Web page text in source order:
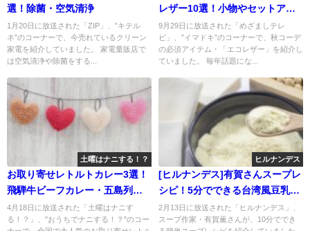
選！除菌・空気清浄
1月20日に放送された「ZIP」、”キテル
ネ”のコーナーで、今売れているクリーン
家電を紹介していました。 家電量販店で
は空気清浄や除菌をする...
レザー10選！小物やセットアッ
プも
9月29日に放送された「めざましテレ
ビ」、”イマドキ”のコーナーで、秋コーデ
の必須アイテム・「エコレザー」を紹介し
ていました。 毎年話題にな...
土曜はナニする！？
お取り寄せレトルトカレー3選！
飛騨牛ビーフカレー・五島列島
カレー
4月18日に放送された「土曜はナニす
る！？」、"おうちでナニする！？"のコー
ヒルナンデス
[ヒルナンデス]有賀さんスープレ
シピ！5分でできる台湾風豆乳ス
ープ
2月13日に放送された「ヒルナンデス」、
スープ作家・有賀薫さんが、10分ででき